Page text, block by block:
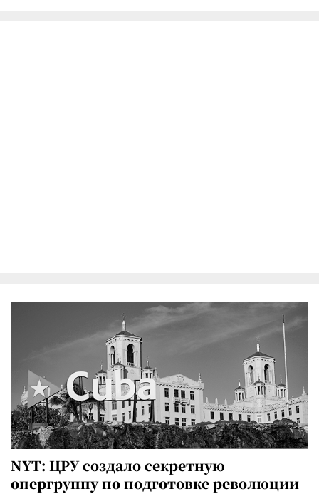
NYT: ЦРУ создало секретную
опергруппу по подготовке революции